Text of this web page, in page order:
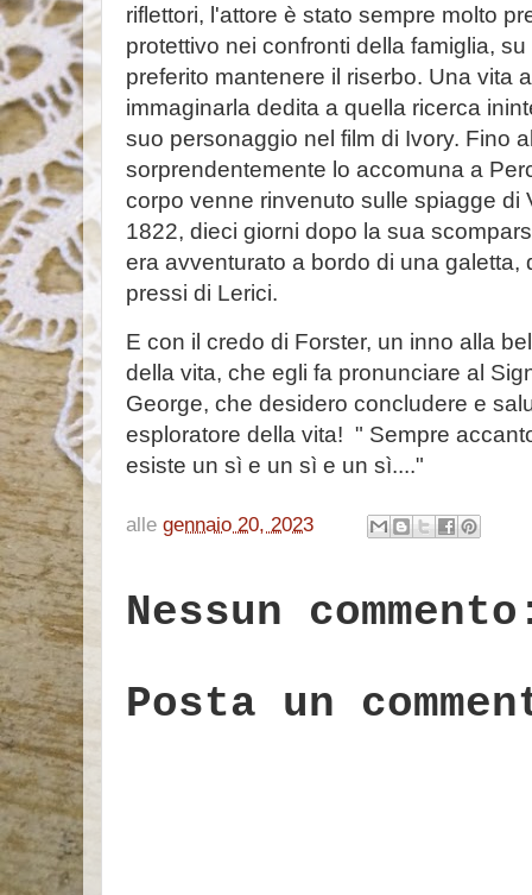
riflettori, l'attore è stato sempre molto
protettivo nei confronti della famiglia,
preferito mantenere il riserbo. Una vita
immaginarla dedita a quella ricerca
suo personaggio nel film di Ivory. Fino
sorprendentemente lo accomuna a
corpo venne rinvenuto sulle spiagge di
1822, dieci giorni dopo la sua
era avventurato a bordo di una galetta,
pressi di Lerici.
E con il credo di Forster, un inno alla
della vita, che egli fa pronunciare al
George, che desidero concludere e
esploratore della vita! " Sempre
esiste un sì e un sì e un sì...."
alle gennaio 20, 2023
Nessun
Posta un